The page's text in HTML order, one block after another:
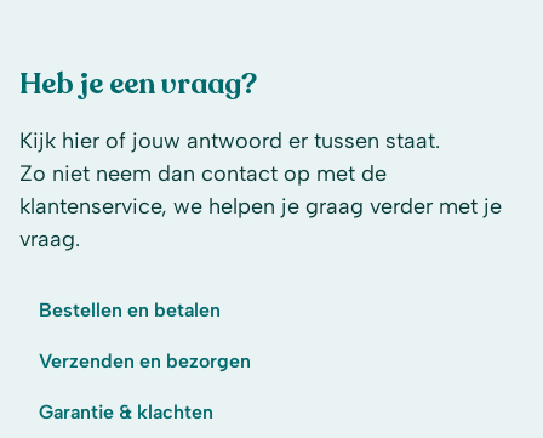
Heb je een vraag?
Kijk hier of jouw antwoord er tussen staat.
Zo niet neem dan contact op met de
klantenservice, we helpen je graag verder met je
vraag.
Bestellen en betalen
Verzenden en bezorgen
Garantie & klachten